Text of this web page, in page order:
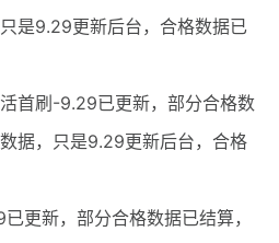
是9.29更新后台，合格数据已
首刷-9.29已更新，部分合格数
据，只是9.29更新后台，合格
更新，部分合格数据已结算，